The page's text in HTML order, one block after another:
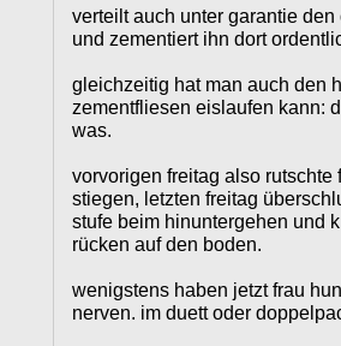
verteilt auch unter garantie
und zementiert ihn dort
gleichzeitig hat man auch den
zementfliesen eislaufen kann:
was.
vorvorigen freitag also
stiegen, letzten freitag
stufe beim hinuntergehen und
rücken auf den boden.
wenigstens haben jetzt frau
nerven. im duett oder